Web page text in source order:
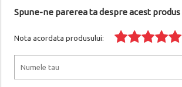
Spune-ne parerea ta despre acest produs
Nota acordata produsului: